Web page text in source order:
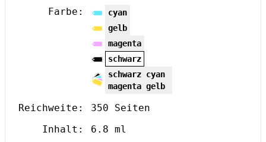
Farbe:
cyan
gelb
magenta
schwarz
schwarz cyan
magenta gelb
Reichweite:
350 Seiten
Inhalt:
6.8 ml